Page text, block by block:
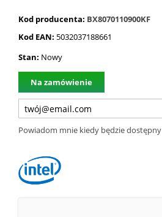
Kod producenta: BX8070110900KF
Kod EAN: 5032037188661
Stan: Nowy
Na zamówienie
Powiadom mnie kiedy będzie dostępny